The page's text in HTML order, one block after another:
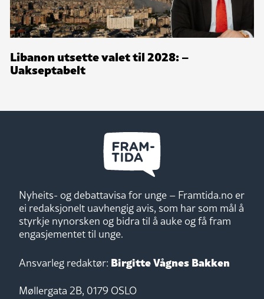
Libanon utsette valet til 2028: –
Uakseptabelt
Nyheits- og debattavisa for unge – Framtida.no er
ei redaksjonelt uavhengig avis, som har som mål å
styrkje nynorsken og bidra til å auke og få fram
engasjementet til unge.
Ansvarleg redaktør: Birgitte Vågnes Bakken
Møllergata 2B, 0179 OSLO